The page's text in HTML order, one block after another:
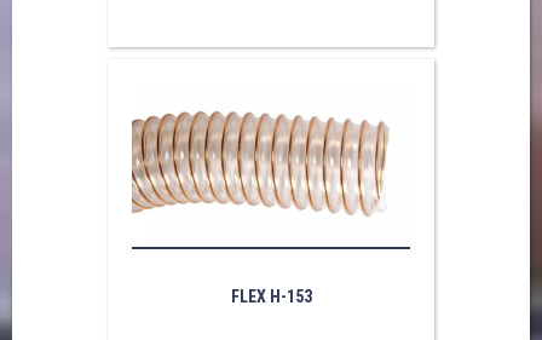
FLEX H-153